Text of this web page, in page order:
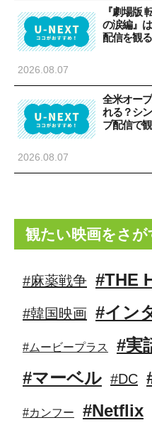
『劇場版
の涙編』
配信を観
2026.08.07
全米オー
れる？シ
ブ配信で
2026.08.07
観たい映画をさが
#麻薬戦争 #THE
#韓国映画 #イン
#ムービープラス #実
#マーベル #DC
#カンフー #Netflix